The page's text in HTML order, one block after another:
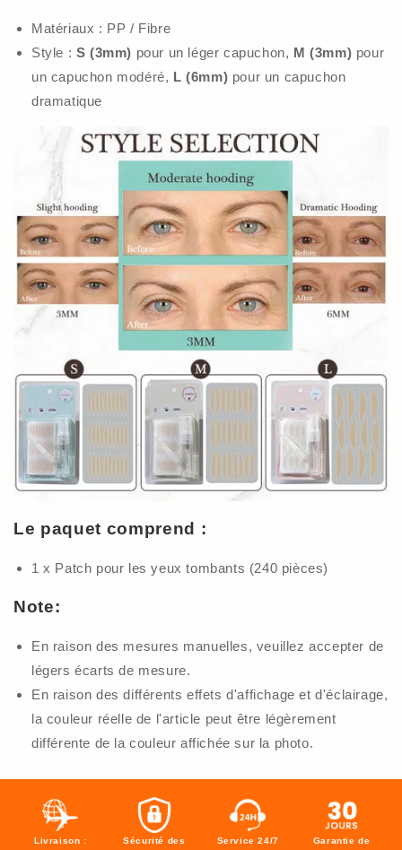
Matériaux : PP / Fibre
Style : S (3mm) pour un léger capuchon, M (3mm) pour
un capuchon modéré, L (6mm) pour un capuchon
dramatique
Le paquet comprend :
1 x Patch pour les yeux tombants (240 pièces)
Note:
En raison des mesures manuelles, veuillez accepter de
légers écarts de mesure.
En raison des différents effets d'affichage et d'éclairage,
la couleur réelle de l'article peut être légèrement
différente de la couleur affichée sur la photo.
Livraison :
Sécurité des
Service 24/7
Garantie de